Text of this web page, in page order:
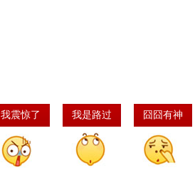
我震惊了 我是路过 囧囧有神